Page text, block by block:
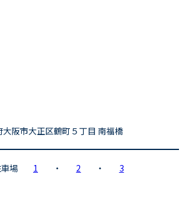
大阪市大正区鶴町５丁目 南福橋
場 1 ・ 2 ・ 3